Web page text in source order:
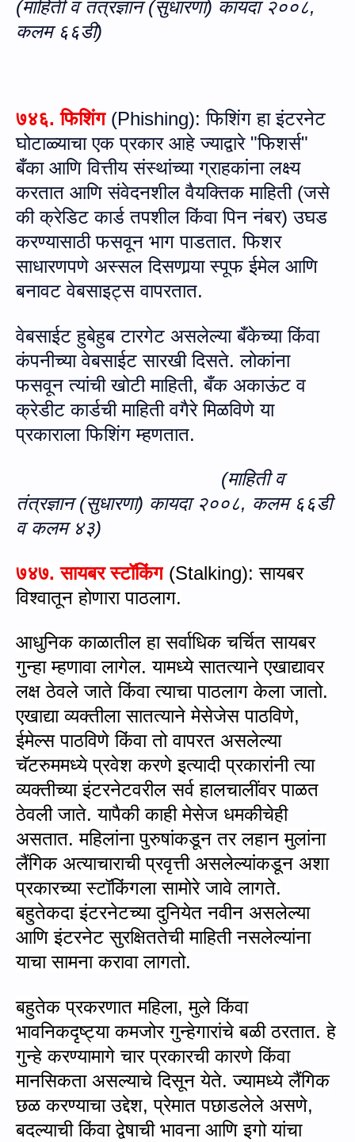
(माहिती व तंत्रज्ञान (सुधारणा) कायदा २००८,
कलम ६६डी)
७४६.फिशिंग(Phishing):फिशिंग हा इंटरनेट
घोटाळ्याचा एक प्रकार आहे ज्याद्वारे "फिशर्स"
बँका आणि वित्तीय संस्थांच्या ग्राहकांना लक्ष्य
करतात आणि संवेदनशील वैयक्तिक माहिती (जसे
की क्रेडिट कार्ड तपशील किंवा पिन नंबर) उघड
करण्यासाठी फसवून भाग पाडतात.फिशर
साधारणपणे अस्सल दिसणार्‍या स्पूफ ईमेल आणि
बनावट वेबसाइट्स वापरतात.
वेबसाईट हुबेहुब टारगेट असलेल्या बँकेच्या किंवा
कंपनीच्या वेबसाईट सारखी दिसते. लोकांना
फसवून त्यांची खोटी माहिती,बँक अकाऊंट व
क्रेडीट कार्डची माहिती वगैरेमिळविणेया
प्रकाराला फिशिंग म्हणतात.
(माहिती व
तंत्रज्ञान (सुधारणा) कायदा २००८, कलम६६डी
व कलम ४३)
७४७. सायबर स्टॉकिंग (Stalking): सायबर
विश्वातून होणारा पाठलाग.
आधुनिक काळातील हा सर्वाधिक चर्चित सायबर
गुन्हा म्हणावा लागेल. यामध्ये सातत्याने एखाद्यावर
लक्ष ठेवले जाते किंवा त्याचा पाठलाग केला जातो.
एखाद्या व्यक्तीला सातत्याने मेसेजेस पाठविणे,
ईमेल्स पाठविणे किंवा तो वापरत असलेल्या
चॅटरुममध्ये प्रवेश करणे इत्यादी प्रकारांनी त्या
व्यक्तीच्या इंटरनेटवरील सर्व हालचालींवर पाळत
ठेवली जाते. यापैकी काही मेसेज धमकीचेही
असतात. महिलांना पुरुषांकडून तर लहान मुलांना
लैंगिक अत्याचाराची प्रवृत्ती असलेल्यांकडून अशा
प्रकारच्या स्टॉकिंगला सामोरे जावे लागते.
बहुतेकदा इंटरनेटच्या दुनियेत नवीन असलेल्या
आणि इंटरनेट सुरक्षिततेची माहिती नसलेल्यांना
याचा सामना करावा लागतो.
बहुतेक प्रकरणात महिला,मुले किंवा
भावनिकदृष्ट्या कमजोर गुन्हेगारांचे बळी ठरतात. हे
गुन्हे करण्यामागे चार प्रकारची कारणे किंवा
मानसिकता असल्याचे दिसून येते. ज्यामध्ये लैंगिक
छळ करण्याचा उद्देश,प्रेमात पछाडलेले असणे,
बदल्याची किंवा द्वेषाची भावना आणि इगो यांचा